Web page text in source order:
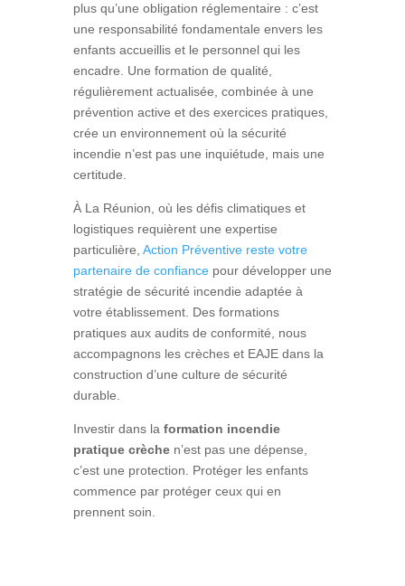
plus qu’une obligation réglementaire : c’est
une responsabilité fondamentale envers les
enfants accueillis et le personnel qui les
encadre. Une formation de qualité,
régulièrement actualisée, combinée à une
prévention active et des exercices pratiques,
crée un environnement où la sécurité
incendie n’est pas une inquiétude, mais une
certitude.
À La Réunion, où les défis climatiques et
logistiques requièrent une expertise
particulière, Action Préventive reste votre
partenaire de confiancepour développer une
stratégie de sécurité incendie adaptée à
votre établissement. Des formations
pratiques aux audits de conformité, nous
accompagnons les crèches et EAJE dans la
construction d’une culture de sécurité
durable.
Investir dans la formation incendie
pratique crèchen’est pas une dépense,
c’est une protection. Protéger les enfants
commence par protéger ceux qui en
prennent soin.